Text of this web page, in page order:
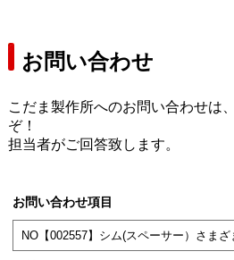
お問い合わせ
こだま製作所へのお問い合わせは
ぞ！
担当者がご回答致します。
お問い合わせ項目